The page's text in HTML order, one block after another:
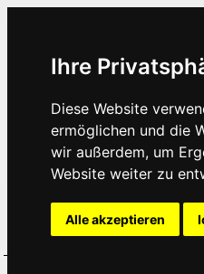
Ihre
Diese Website
ermöglichen und die
wir außerdem, um
Website weiter zu
Alle akzeptieren